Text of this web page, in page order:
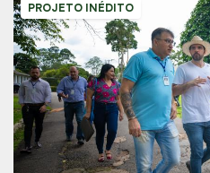
PROJETO INÉDITO